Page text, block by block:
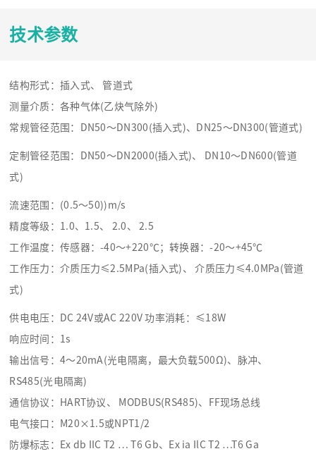
技术参数
结构形式：插入式、 管道式
测量介质：各种气体(乙炔气除外)
常规管径范围：DN50～DN300(插入式)、DN25～DN300(管道式)
定制管径范围：DN50～DN2000(插入式)、 DN10～DN600(管道
式)
流速范围：(0.5～50))m/s
精度等级：1.0、1.5、 2.0、 2.5
工作温度：传感器：-40～+220℃；转换器：-20～+45℃
工作压力：介质压力≤2.5MPa(插入式)、 介质压力≤4.0MPa(管道
式)
供电电压：DC 24V或AC 220V 功率消耗：≤18W
响应时间：1s
输出信号：4～20mA(光电隔离，最大负载500Ω)、脉冲、
RS485(光电隔离)
通信协议：HART协议、 MODBUS(RS485)、FF现场总线
电气接口：M20×1.5或NPT1/2
防爆标志：Ex db IIC T2 … T6 Gb、Ex ia IlC T2 …T6 Ga